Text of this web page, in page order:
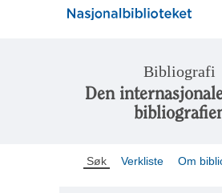
Bibliografi
Den
Søk Verkliste Om